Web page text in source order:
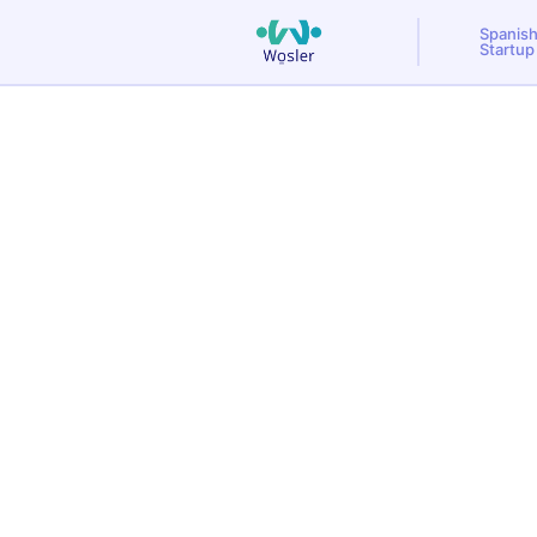
Spanish
Startup